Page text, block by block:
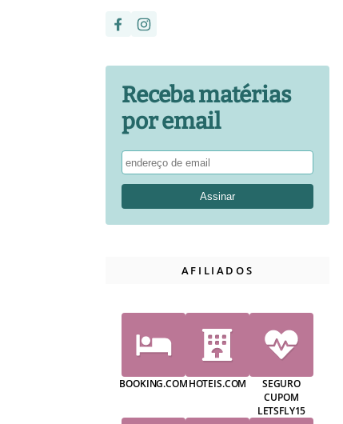
Receba matérias
por email
AFILIADOS
BOOKING.COMHOTEIS.COM
SEGURO
CUPOM
LETSFLY15